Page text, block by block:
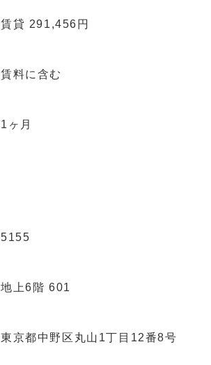
賃貸 291,456円
賃料に含む
1ヶ月
5155
地上6階 601
東京都中野区丸山1丁目12番8号